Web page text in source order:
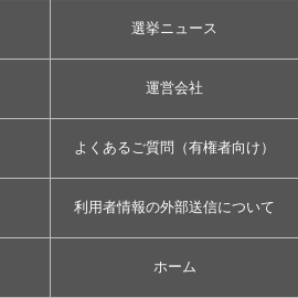
選挙ニュース
運営会社
よくあるご質問（有権者向け）
利用者情報の外部送信について
ホーム